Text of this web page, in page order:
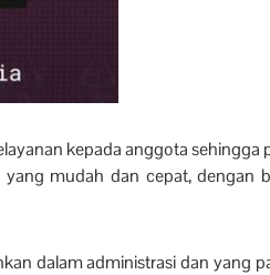
kepada anggota sehingga
mudah dan cepat, dengan
dalam administrasi dan yang